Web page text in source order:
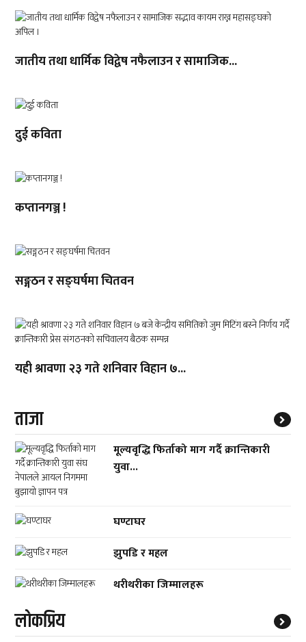
जातीय तथा धार्मिक विद्वेष नफैलाउन र सामाजिक...
दुई कविता
कप्तानगञ्ज !
सङ्गठन र सङ्घर्षमा चितवन
यही श्रावणा २३ गते शनिवार विहान ७...
ताजा
मूल्यवृद्धि फिर्ताको माग गर्दै क्रान्तिकारी
युवा...
घण्टाघर
झुपडि र महल
थरीथरीका जिम्मालहरू
लाेकप्रिय